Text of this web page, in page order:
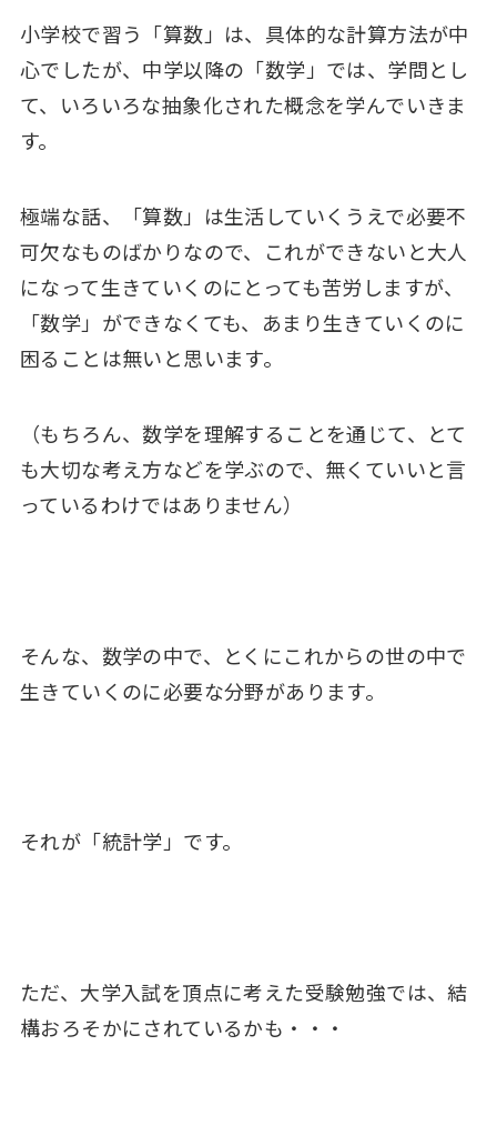
小学校で習う「算数」は、具体的な計算方法が中
心でしたが、中学以降の「数学」では、学問とし
て、いろいろな抽象化された概念を学んでいきま
す。
極端な話、「算数」は生活していくうえで必要不
可欠なものばかりなので、これができないと大人
になって生きていくのにとっても苦労しますが、
「数学」ができなくても、あまり生きていくのに
困ることは無いと思います。
（もちろん、数学を理解することを通じて、とて
も大切な考え方などを学ぶので、無くていいと言
っているわけではありません）
そんな、数学の中で、とくにこれからの世の中で
生きていくのに必要な分野があります。
それが「統計学」です。
ただ、大学入試を頂点に考えた受験勉強では、結
構おろそかにされているかも・・・